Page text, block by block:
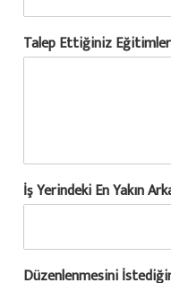
Talep Ettiğiniz Eğitimler
İş Yerindeki En Yakın
Düzenlenmesini